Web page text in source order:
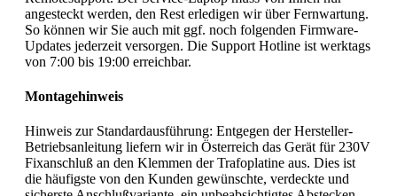
angesteckt werden, den Rest erledigen wir über Fernwartung.
So können wir Sie auch mit ggf. noch folgenden Firmware-
Updates jederzeit versorgen. Die Support Hotline ist werktags
von 7:00 bis 19:00 erreichbar.
Montagehinweis
Hinweis zur Standardausführung: Entgegen der Hersteller-
Betriebsanleitung liefern wir in Österreich das Gerät für 230V
Fixanschluß an den Klemmen der Trafoplatine aus. Dies ist
die häufigste von den Kunden gewünschte, verdeckte und